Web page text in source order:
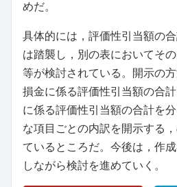
めだ。
具体的には，評価性引当額の
は踏襲し，別の表においてそ
等が検討されている。開示の
損金に係る評価性引当額の合
に係る評価性引当額の合計を
な項目ごとの内訳を開示する
ているところだ。今後は，作
しながら検討を進めていく。